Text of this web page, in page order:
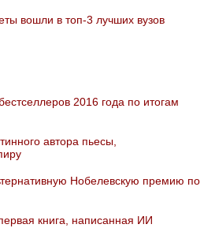
вошли в топ-3 лучших вузов
2016 года по итогам
автора пьесы,
Нобелевскую премию по
книга, написанная ИИ